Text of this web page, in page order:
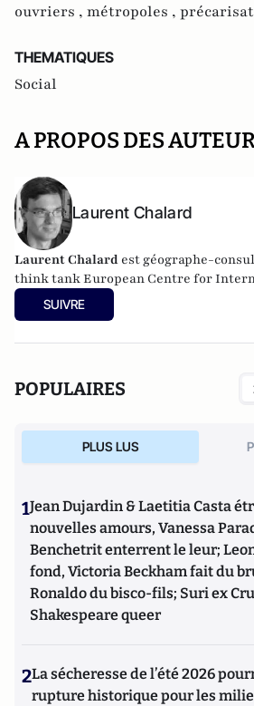
ouvriers , métropoles ,
THEMATIQUES
Social
A PROPOS DES
Laurent Chalard
Laurent Chalard est géographe-
think tankEuropean Centre for
SUIVRE
POPULAIRES
PLUS LUS
1Jean Dujardin & Laetitia Casta
nouvelles amours, Vanessa
Benchetrit enterrent le leur;
fond, Victoria Beckham fait du
Ronaldo du bisco-fils; Suri ex
Shakespeare queer
2La sécheresse de l’été 2026
rupture historique pour les